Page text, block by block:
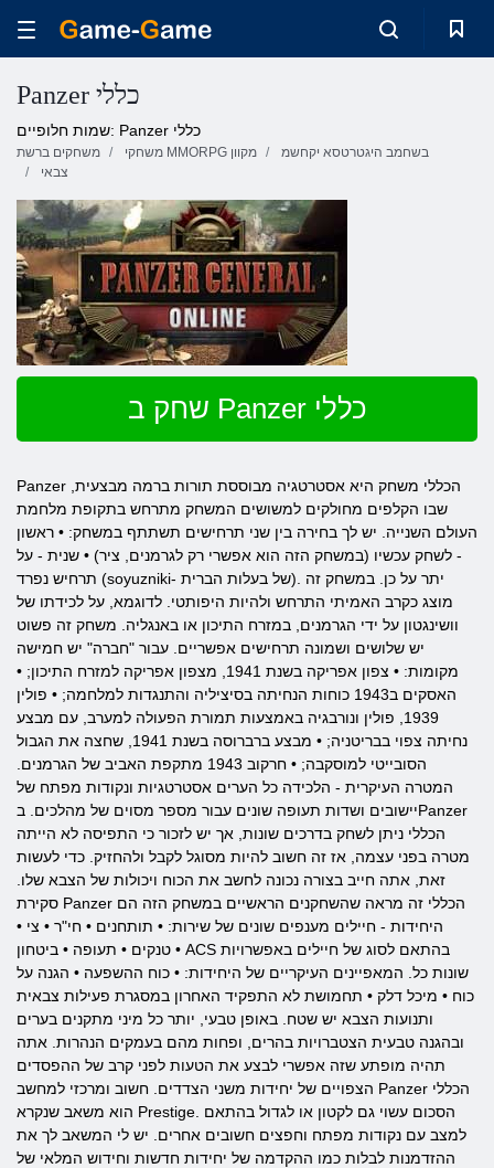
Panzer כללי
שמות חלופיים: Panzer כללי
משחקים ברשת משחקי MMORPG מקוון
בשחמב היגטרטסא יקחשמ
צבאי
שחק ב Panzer כללי
Panzer הכללי משחק היא אסטרטגיה מבוססת תורות ברמה מבצעית,
שבו הקלפים מחולקים למשושים המשחק מתרחש בתקופת מלחמת
העולם השנייה. יש לך בחירה בין שני תרחישים תשתתף במשחק: • ראשון
- לשחק עכשיו (במשחק הזה הוא אפשרי רק לגרמנים, ציר) • שנית - על
תרחיש נפרד (soyuzniki- של בעלות הברית). יתר על כן. במשחק זה
מוצג כקרב האמיתי התרחש ולהיות היפותטי. לדוגמא, על לכידתו של
וושינגטון על ידי הגרמנים, במזרח התיכון או באנגליה. משחק זה פשוט
יש שלושים ושמונה תרחישים אפשריים. עבור "חברה" יש חמישה
מקומות: • צפון אפריקה בשנת 1941, מצפון אפריקה למזרח התיכון; •
האסקים ב1943 כוחות הנחיתה בסיציליה והתנגדות למלחמה; • פולין
1939, פולין ונורבגיה באמצעות תמורת הפעולה למערב, עם מבצע
נחיתה צפוי בבריטניה; • מבצע ברברוסה בשנת 1941, שחצה את הגבול
הסובייטי למוסקבה; • חרקוב 1943 מתקפת האביב של הגרמנים.
המטרה העיקרית - הלכידה כל הערים אסטרטגיות ונקודות מפתח של
יישובים ושדות תעופה שונים עבור מספר מסוים של מהלכים. בPanzer
הכללי ניתן לשחק בדרכים שונות, אך יש לזכור כי התפיסה לא הייתה
מטרה בפני עצמה, אז זה חשוב להיות מסוגל לקבל ולהחזיק. כדי לעשות
זאת, אתה חייב בצורה נכונה לחשב את הכוח ויכולות של הצבא שלו.
סקירת Panzer הכללי זה מראה שהשחקנים הראשיים במשחק הזה הם
היחידות - חיילים מענפים שונים של שירות: • תותחנים • חי"ר • צי •
טנקים • תעופה • ביטחון • ACS בהתאם לסוג של חיילים באפשרויות
שונות כל. המאפיינים העיקריים של היחידות: • כוח ההשפעה • הגנה על
כוח • מיכל דלק • תחמושת לא התפקיד האחרון במסגרת פעילות צבאית
ותנועות הצבא יש שטח. באופן טבעי, יותר כל מיני מתקנים בערים
ובהגנה טבעית הצטברויות בהרים, ופחות מהם בעמקים הנהרות. אתה
תהיה מופתע שזה אפשרי לבצע את הטעות לפני קרב של ההפסדים
הצפויים של יחידות משני הצדדים. חשוב ומרכזי למחשב Panzer הכללי
הוא משאב שנקרא Prestige. הסכום עשוי גם לקטון או לגדול בהתאם
למצב עם נקודות מפתח וחפצים חשובים אחרים. יש לי המשאב לך את
ההזדמנות לבלות כמו ההקדמה של יחידות חדשות וחידוש המלאי של